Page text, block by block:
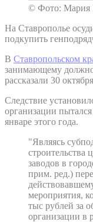
© Фото: Мария
На Ставрополье
подкупить
В Ставропольском
занимающему
рассказали 30
Следствие
организации
январе этого года.
"Являясь
строительства
заводов в
прим. ред.)
мероприятия,
тыс рублей за
организации в